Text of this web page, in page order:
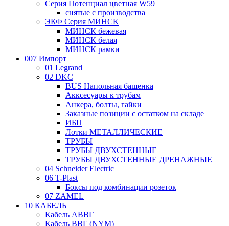
Серия Потенциал цветная W59
снятые с производства
ЭКФ Серия МИНСК
МИНСК бежевая
МИНСК белая
МИНСК рамки
007 Импорт
01 Legrand
02 DKC
BUS Напольная башенка
Акксесуары к трубам
Анкера, болты, гайки
Заказные позиции с остатком на складе
ИБП
Лотки МЕТАЛЛИЧЕСКИЕ
ТРУБЫ
ТРУБЫ ДВУХСТЕННЫЕ
ТРУБЫ ДВУХСТЕННЫЕ ДРЕНАЖНЫЕ
04 Schneider Electric
06 T-Plast
Боксы под комбинации розеток
07 ZAMEL
10 КАБЕЛЬ
Кабель АВВГ
Кабель ВВГ (NYM)